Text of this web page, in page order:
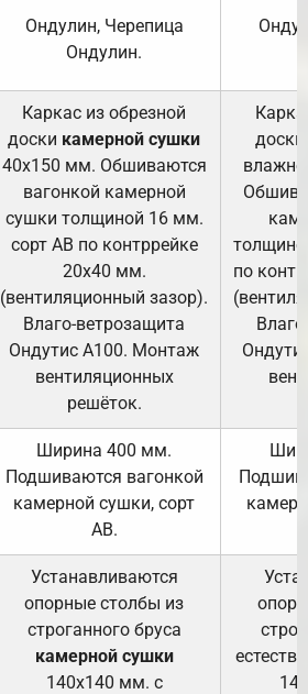
Ондулин, Черепица
Ондулин.
Каркас из обрезной
доски камерной сушки
40х150 мм. Обшиваются
вагонкой камерной
сушки толщиной 16 мм.
сорт АВ по контррейке
20х40 мм.
(вентиляционный зазор).
Влаго-ветрозащита
Ондутис А100. Монтаж
вентиляционных
решёток.
доски
по
Ширина 400 мм.
Подшиваются вагонкой
камерной сушки, сорт
АВ.
Устанавливаются
опорные столбы из
строганного бруса
камерной сушки
140х140 мм. с